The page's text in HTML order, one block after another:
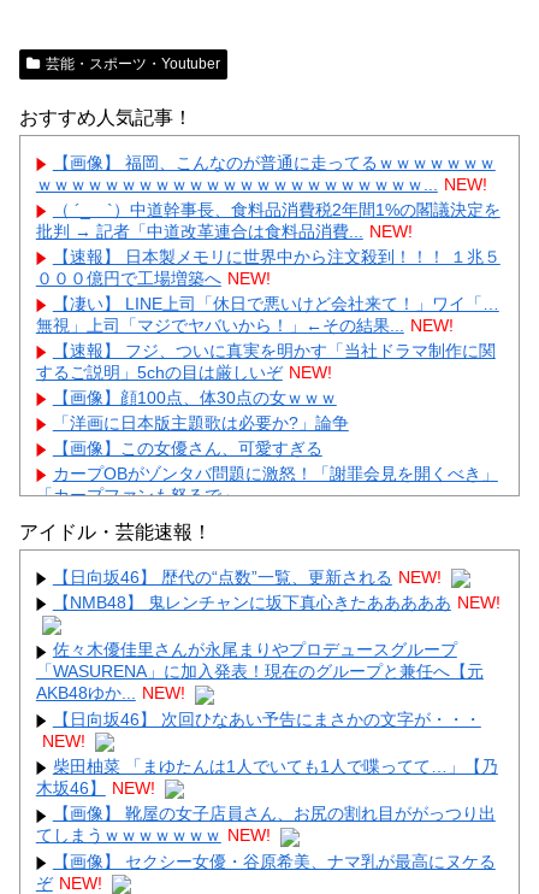
芸能・スポーツ・Youtuber
おすすめ人気記事！
【画像】 福岡、こんなのが普通に走ってるｗｗｗｗｗｗｗ
ｗｗｗｗｗｗｗｗｗｗｗｗｗｗｗｗｗｗｗｗｗｗｗ...
NEW!
（ ´_ゝ`）中道幹事長、食料品消費税2年間1%の閣議決定を
批判 → 記者「中道改革連合は食料品消費...
NEW!
【速報】 日本製メモリに世界中から注文殺到！！！ １兆５
０００億円で工場増築へ NEW!
【凄い】 LINE上司「休日で悪いけど会社来て！」ワイ「…
無視」上司「マジでヤバいから！」←その結果...
NEW!
【速報】 フジ、ついに真実を明かす「当社ドラマ制作に関
するご説明」5chの目は厳しいぞ NEW!
【画像】顔100点、体30点の女ｗｗｗ
「洋画に日本版主題歌は必要か?」論争
【画像】この女優さん、可愛すぎる
カープOBがゾンタバ問題に激怒！「謝罪会見を開くべき」
「カープファンも怒るで」
【画像】顔100点、体30点の女ｗｗｗ
Powered by livedoor 相互RSS
アイドル・芸能速報！
【日向坂46】 歴代の“点数”一覧、更新される NEW!
【NMB48】 鬼レンチャンに坂下真心きたあああああ NEW!
佐々木優佳里さんが永尾まりやプロデュースグループ
「WASURENA」に加入発表！現在のグループと兼任へ【元
AKB48ゆか... NEW!
【日向坂46】 次回ひなあい予告にまさかの文字が・・・
NEW!
柴田柚菜 「まゆたんは1人でいても1人で喋ってて…」【乃
木坂46】
NEW!
【画像】 靴屋の女子店員さん、お尻の割れ目ががっつり出
てしまうｗｗｗｗｗｗｗ NEW!
【画像】 セクシー女優・谷原希美、ナマ乳が最高にヌケる
ぞ NEW!